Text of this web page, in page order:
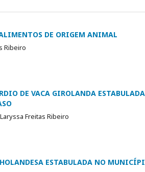
DE ORIGEM ANIMAL
Ribeiro
DE VACA GIROLANDA
Freitas Ribeiro
ESTABULADA NO